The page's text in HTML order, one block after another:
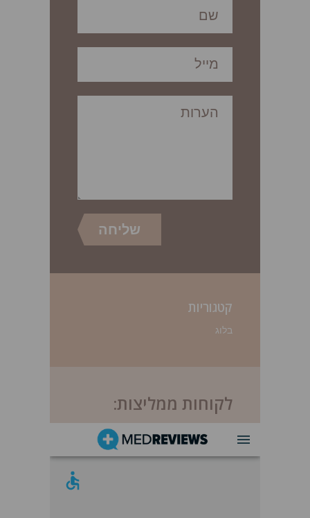
קטגוריות
בלוג
לקוחות ממליצות: